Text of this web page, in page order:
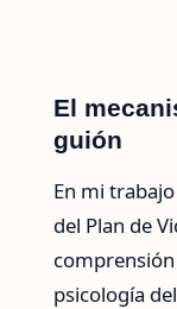
El
guión
En mi
del Plan de
comprensión
psicología